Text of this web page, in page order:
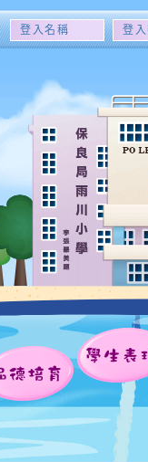
登
名
稱
品德培育
學生表